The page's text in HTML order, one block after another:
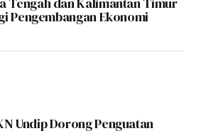
Pengembangan Ekonomi
Undip Dorong Penguatan